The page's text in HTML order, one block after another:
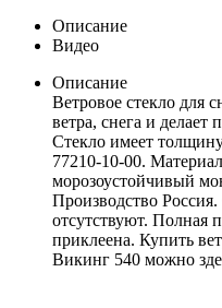
Описание
Видео
Описание
Ветровое стекло для
ветра, снега и делает
Стекло имеет
77210-10-00.
морозоустойчивый
Производство
отсутствуют. Полная
приклеена. Купить
Викинг 540 можно